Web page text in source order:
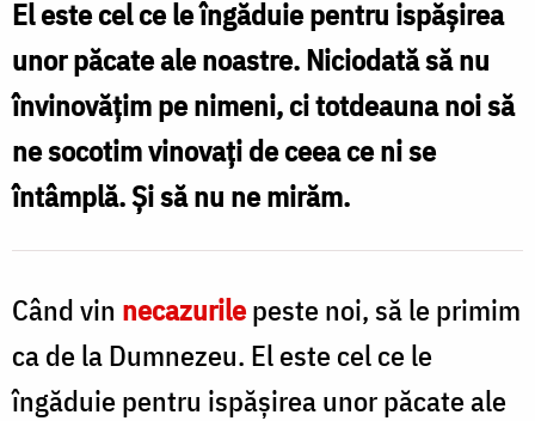
Cluci
El este cel ce le îngăduie pentru ispășirea
unor păcate ale noastre. Niciodată să nu
învinovățim pe nimeni, ci totdeauna noi să
ne socotim vinovați de ceea ce ni se
întâmplă. Și să nu ne mirăm.
Când vin necazurilepeste noi, să le primim
ca de la Dumnezeu. El este cel ce le
îngăduie pentru ispășirea unor păcate ale